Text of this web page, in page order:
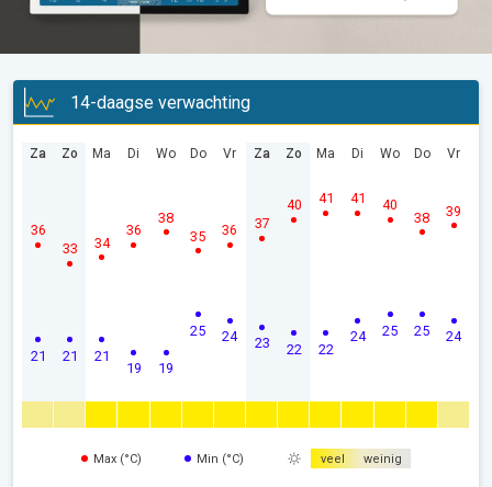
14-daagse verwachting
Za
21
36
Zo
21
33
Ma
21
34
Di
19
36
Wo
19
38
Do
25
35
Vr
24
36
Za
23
37
Zo
22
40
Ma
22
41
Di
24
41
Wo
25
40
Do
25
38
Vr
24
39
Max (°C) Min (°C) veel weinig